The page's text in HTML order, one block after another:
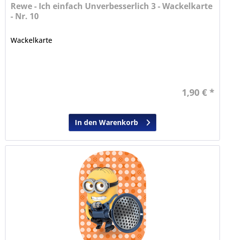
Rewe - Ich einfach Unverbesserlich 3 - Wackelkarte
- Nr. 10
Wackelkarte
1,90 € *
In den Warenkorb